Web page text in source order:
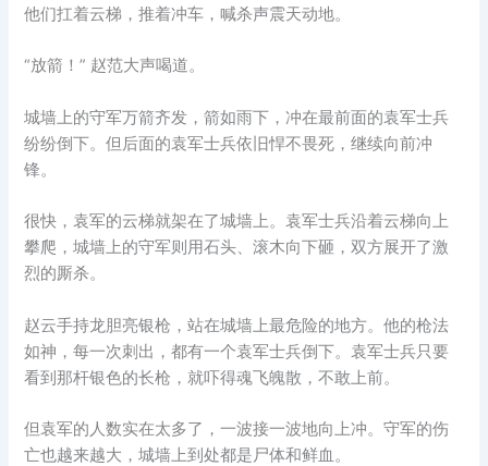
他们扛着云梯，推着冲车，喊杀声震天动地。
“放箭！” 赵范大声喝道。
城墙上的守军万箭齐发，箭如雨下，冲在最前面的袁军士兵
纷纷倒下。但后面的袁军士兵依旧悍不畏死，继续向前冲
锋。
很快，袁军的云梯就架在了城墙上。袁军士兵沿着云梯向上
攀爬，城墙上的守军则用石头、滚木向下砸，双方展开了激
烈的厮杀。
赵云手持龙胆亮银枪，站在城墙上最危险的地方。他的枪法
如神，每一次刺出，都有一个袁军士兵倒下。袁军士兵只要
看到那杆银色的长枪，就吓得魂飞魄散，不敢上前。
但袁军的人数实在太多了，一波接一波地向上冲。守军的伤
亡也越来越大，城墙上到处都是尸体和鲜血。